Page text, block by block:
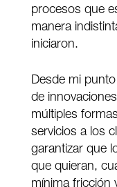
procesos que
manera
iniciaron.
Desde mi
de
múltiples
servicios a los
garantizar que
que quieran,
mínima fricción